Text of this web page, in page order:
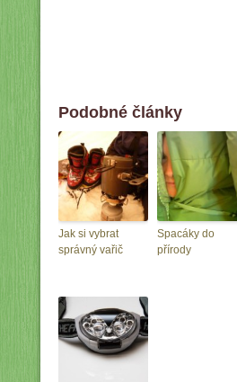
Podobné články
Jak si vybrat
správný vařič
Spacáky do
přírody